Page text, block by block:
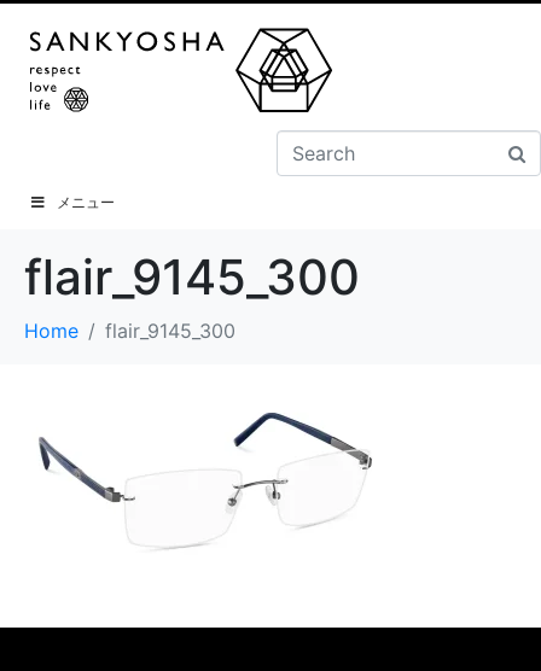
メニュー
flair_9145_300
Home flair_9145_300